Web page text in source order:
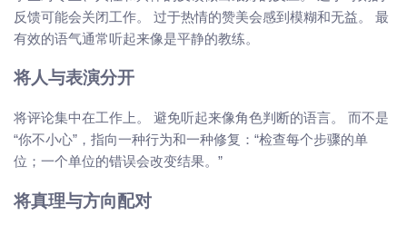
反馈可能会关闭工作。 过于热情的赞美会感到模糊和无益。 最
有效的语气通常听起来像是平静的教练。
将人与表演分开
将评论集中在工作上。 避免听起来像角色判断的语言。 而不是
“你不小心”，指向一种行为和一种修复：“检查每个步骤的单
位；一个单位的错误会改变结果。”
将真理与方向配对